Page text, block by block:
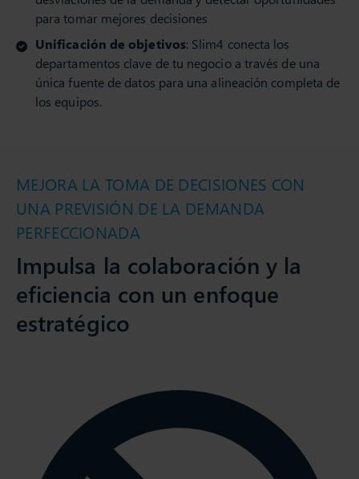
para tomar mejores decisiones
Unificación de objetivos: Slim4 conecta los
departamentos clave de tu negocio a través de una
única fuente de datos para una alineación completa de
los equipos.
MEJORA LA TOMA DE DECISIONES CON
UNA PREVISIÓN DE LA DEMANDA
PERFECCIONADA
Impulsa la colaboración y la
eficiencia con un enfoque
estratégico